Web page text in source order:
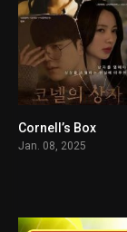
Cornell’s Box
Jan. 08, 2025